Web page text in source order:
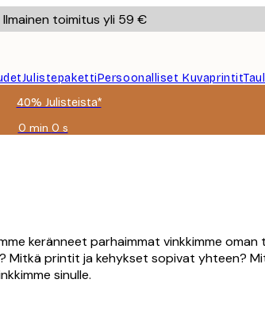
Ilmainen toimitus yli 59 €
JulistepakettiPersoonalliset Kuvaprintit
40% Julisteista*
0 min 0 s
Voimassa
keränneet parhaimmat vinkkimme oman
Mitkä printit ja kehykset sopivat yhteen?
sinulle.